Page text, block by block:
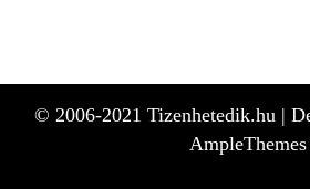
© 2006-2021 Tizenhetedik.hu |
AmpleThemes